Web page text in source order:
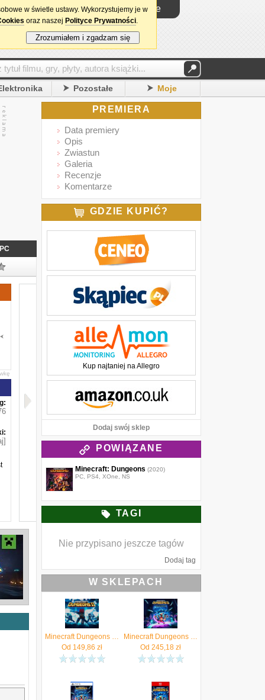
Logowanie
Pozostałe Moje
PC
PREMIERA
Data premiery
Opis
Zwiastun
Galeria
Recenzje
Komentarze
GDZIE KUPIĆ?
Kup najtaniej na Allegro
Dodaj swój sklep
POWIĄZANE
Minecraft: Dungeons (2020)
PC, PS4, XOne, NS
TAGI
Nie przypisano jeszcze tagów
Dodaj tag
W SKLEPACH
Minecraft Dungeons II (Xbox Series Key)
Od 149,86 zł
Minecraft Dungeons II Deluxe Edition (Xbox Series Key)
Od 245,18 zł
w świetle ustawy. Wykorzystujemy je w
oraz naszej Polityce Prywatności.
Zrozumiałem i zgadzam się